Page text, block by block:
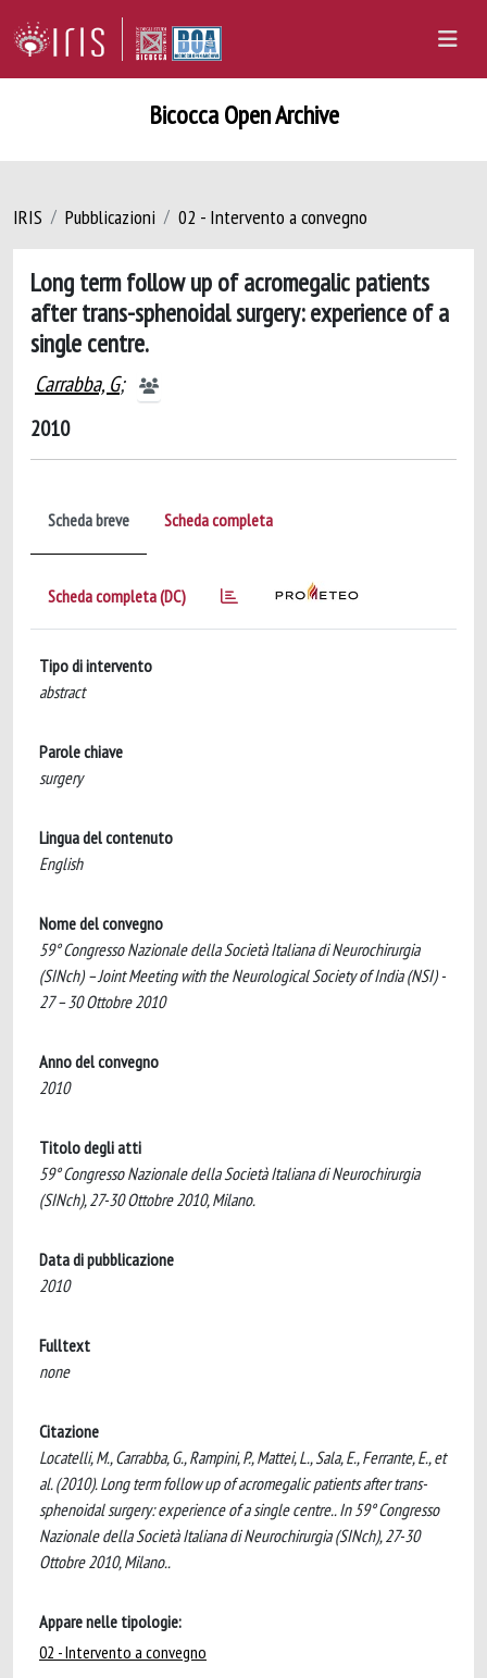
Bicocca Open Archive
IRIS Pubblicazioni 02 - Intervento a convegno
Long term follow up of acromegalic patients
after trans-sphenoidal surgery: experience of a
single centre.
Carrabba, G;
2010
Scheda breve Scheda completa
Scheda completa (DC)
Tipo di intervento
abstract
Parole chiave
surgery
Lingua del contenuto
English
Nome del convegno
59° Congresso Nazionale della Società Italiana di Neurochirurgia
(SINch) – Joint Meeting with the Neurological Society of India (NSI) -
27 – 30 Ottobre 2010
Anno del convegno
2010
Titolo degli atti
59° Congresso Nazionale della Società Italiana di Neurochirurgia
(SINch), 27-30 Ottobre 2010, Milano.
Data di pubblicazione
2010
Fulltext
none
Citazione
Locatelli, M., Carrabba, G., Rampini, P., Mattei, L., Sala, E., Ferrante, E., et
al. (2010). Long term follow up of acromegalic patients after trans-
sphenoidal surgery: experience of a single centre.. In 59° Congresso
Nazionale della Società Italiana di Neurochirurgia (SINch), 27-30
Ottobre 2010, Milano..
Appare nelle tipologie:
02 - Intervento a convegno